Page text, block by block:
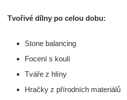
Tvořivé dílny po celou dobu:
Stone balancing
Focení s koulí
Tváře z hlíny
Hračky z přírodních materiálů